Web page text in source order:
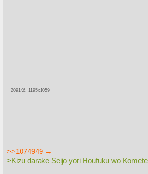
2091Кб, 1195x1059
>>1074949 →
>Kizu darake Seijo yori Houfuku wo Komete